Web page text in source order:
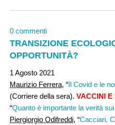
0 commenti
TRANSIZIONE
OPPORTUNITÀ?
1 Agosto 2021
Maurizio Ferrera, “Il Covid e le
(Corriere della sera). VACCINI E
“Quanto è importante la verità
Piergiorgio Odifreddi, “Cacciari,